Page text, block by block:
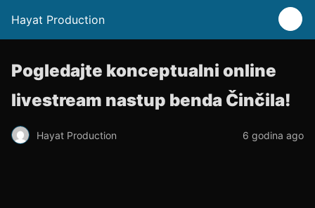
Hayat Production
Pogledajte konceptualni online
livestream nastup benda Činčila!
Hayat Production 6 godina ago